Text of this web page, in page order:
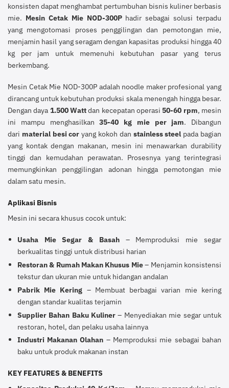
konsisten dapat menghambat pertumbuhan bisnis kuliner berbasis
mie. Mesin Cetak Mie NOD-300Phadir sebagai solusi terpadu
yang mengotomasi proses penggilingan dan pemotongan mie,
menjamin hasil yang seragam dengan kapasitas produksi hingga 40
kg per jam untuk memenuhi kebutuhan pasar yang terus
berkembang.
Mesin Cetak Mie NOD-300P adalah noodle maker profesional yang
dirancang untuk kebutuhan produksi skala menengah hingga besar.
Dengan daya 1.500 Wattdan kecepatan operasi 50-60 rpm, mesin
ini mampu menghasilkan35-40 kg mie per jam. Dibangun
dari material besi cor yang kokoh dan stainless steel pada bagian
yang kontak dengan makanan, mesin ini menawarkan durability
tinggi dan kemudahan perawatan. Prosesnya yang terintegrasi
memungkinkan penggilingan adonan hingga pemotongan mie
dalam satu mesin.
Aplikasi Bisnis
Mesin ini secara khusus cocok untuk:
Usaha Mie Segar & Basah– Memproduksi mie segar
berkualitas tinggi untuk distribusi harian
Restoran & Rumah Makan Khusus Mie– Menjamin konsistensi
tekstur dan ukuran mie untuk hidangan andalan
Pabrik Mie Kering – Membuat berbagai varian mie kering
dengan standar kualitas terjamin
Supplier Bahan Baku Kuliner– Menyediakan mie segar untuk
restoran, hotel, dan pelaku usaha lainnya
Industri Makanan Olahan – Memproduksi mie sebagai bahan
baku untuk produk makanan instan
KEY FEATURES & BENEFITS